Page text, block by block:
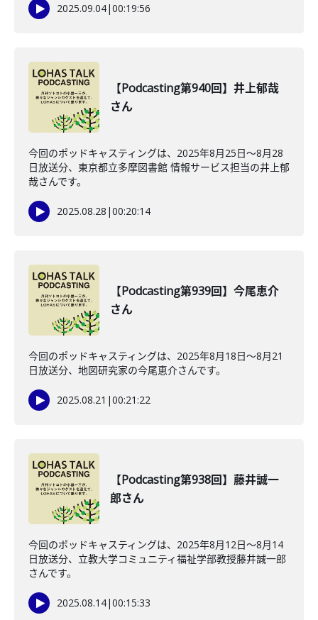
2025.09.04|00:19:56
【Podcasting第940回】井上郁哉
さん
今回のポッドキャスティングは、2025年8月25日〜8月28
日放送分、東京都立多摩図書館 情報サービス担当の井上郁
哉さんです。
2025.08.28 |00:20:14
【Podcasting第939回】今尾恵介
さん
今回のポッドキャスティングは、2025年8月18日〜8月21
日放送分、地図研究家の今尾恵介さんです。
2025.08.21 |00:21:22
【Podcasting第938回】藤井誠一
郎さん
今回のポッドキャスティングは、2025年8月12日〜8月14
日放送分、立教大学コミュニティ福祉学部教授藤井誠一郎
さんです。
2025.08.14|00:15:33